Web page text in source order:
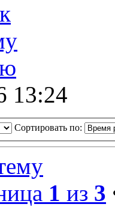
13:24
Сортировать по:
1 из 3